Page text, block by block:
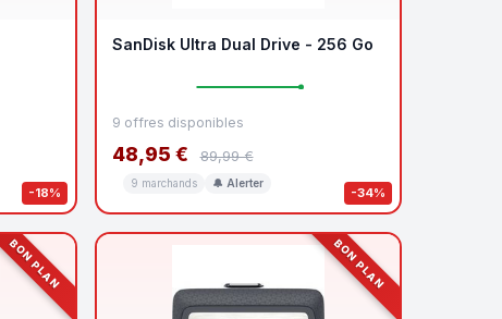
-18% -34%
SanDisk Ultra Dual Drive - 256 Go
9 offres disponibles
48,95 € 89,99 €
9 marchands 🔔 Alerter
BON PLAN BON PLAN